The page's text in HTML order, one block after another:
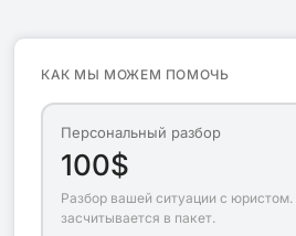
КАК МЫ МОЖЕМ ПОМОЧЬ
Персональный разбор
100$
Разбор вашей ситуации с
засчитывается в пакет.